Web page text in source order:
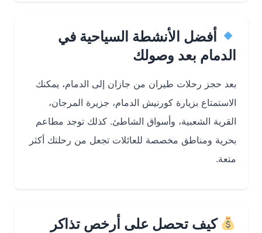
أفضل الأنشطة السياحية في
الدمام بعد وصولك
حجز رحلات طيران من جازان إلى الدمام ، يمكنك
الاستمتاع بزيارة كورنيش الدمام، جزيرة المرجان،
القرية الشعبية، وأسواق الشاطئ. كذلك توجد مطاعم
بحرية ومناطق مخصصة للعائلات تجعل من رحلتك أكثر
كيف تحصل على أرخص تذاكر